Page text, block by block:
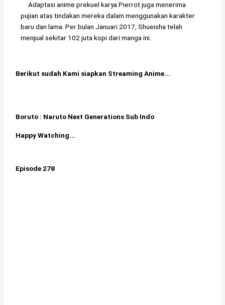
Adaptasi anime prekuel karya Pierrot juga menerima
pujian atas tindakan mereka dalam menggunakan karakter
baru dan lama. Per bulan Januari 2017, Shueisha telah
menjual sekitar 102 juta kopi dari manga ini.
Berikut sudah Kami siapkan Streaming Anime...
Boruto : Naruto Next Generations Sub Indo
Happy Watching...
Episode 278